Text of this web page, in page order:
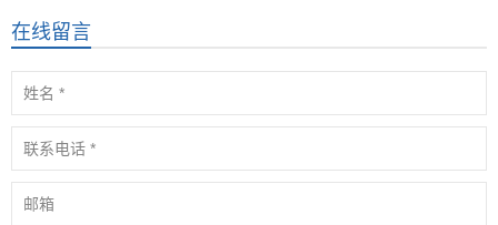
在线留言